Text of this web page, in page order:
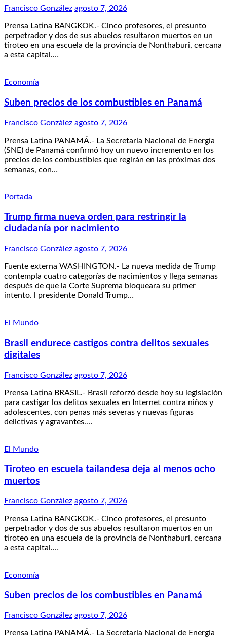
Francisco González agosto 7, 2026
Prensa Latina BANGKOK.- Cinco profesores, el presunto
perpetrador y dos de sus abuelos resultaron muertos en un
tiroteo en una escuela de la provincia de Nonthaburi, cercana
a esta capital.…
Economía
Suben precios de los combustibles en Panamá
Francisco González agosto 7, 2026
Prensa Latina PANAMÁ.- La Secretaría Nacional de Energía
(SNE) de Panamá confirmó hoy un nuevo incremento en los
precios de los combustibles que regirán en las próximas dos
semanas, con…
Portada
Trump firma nueva orden para restringir la
ciudadanía por nacimiento
Francisco González agosto 7, 2026
Fuente externa WASHINGTON.- La nueva medida de Trump
contempla cuatro categorías de nacimientos y llega semanas
después de que la Corte Suprema bloqueara su primer
intento. l presidente Donald Trump…
El Mundo
Brasil endurece castigos contra delitos sexuales
digitales
Francisco González agosto 7, 2026
Prensa Latina BRASIL.- Brasil reforzó desde hoy su legislación
para castigar los delitos sexuales en Internet contra niños y
adolescentes, con penas más severas y nuevas figuras
delictivas y agravantes.…
El Mundo
Tiroteo en escuela tailandesa deja al menos ocho
muertos
Francisco González agosto 7, 2026
Prensa Latina BANGKOK.- Cinco profesores, el presunto
perpetrador y dos de sus abuelos resultaron muertos en un
tiroteo en una escuela de la provincia de Nonthaburi, cercana
a esta capital.…
Economía
Suben precios de los combustibles en Panamá
Francisco González agosto 7, 2026
Prensa Latina PANAMÁ.- La Secretaría Nacional de Energía